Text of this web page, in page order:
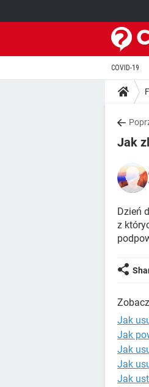
COVID-19
Jak
Dzień
z
Jak
Jak
Jak
Jak
Jak